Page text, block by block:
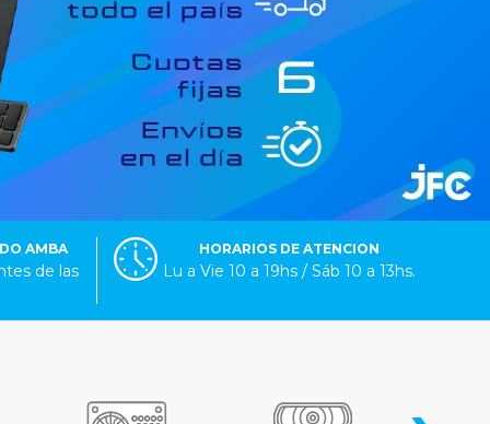
AMBA
de las
HORARIOS DE ATENCION
Lu a Vie 10 a 19hs / Sáb 10 a 13hs.